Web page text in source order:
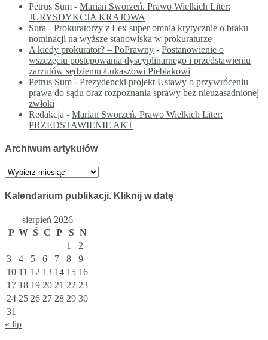
Petrus Sum - Marian Sworzeń. Prawo Wielkich Liter:
JURYSDYKCJA KRAJOWA
Sura - Prokuratorzy z Lex super omnia krytycznie o braku
nominacji na wyższe stanowiska w prokuraturze
A kiedy prokurator? – PoPrawny - Postanowienie o
wszczęciu postępowania dyscyplinarnego i przedstawieniu
zarzutów sędziemu Łukaszowi Piebiakowi
Petrus Sum - Prezydencki projekt Ustawy o przywróceniu
prawa do sądu oraz rozpoznania sprawy bez nieuzasadnionej
zwłoki
Redakcja - Marian Sworzeń. Prawo Wielkich Liter:
PRZEDSTAWIENIE AKT
Archiwum artykułów
Archiwum
Kalendarium publikacji. Kliknij w datę
sierpień 2026
P W Ś C P S N
1
2
3
4 5 6 7 8
9
10 11 12 13 14 15 16
17 18 19 20 21 22 23
24 25 26 27 28 29 30
31
« lip